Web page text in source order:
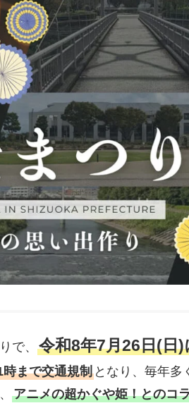
で、 令和8年7月26日(日)
まで交通規制 となり、毎年多
アニメの超かぐや姫！とのコ